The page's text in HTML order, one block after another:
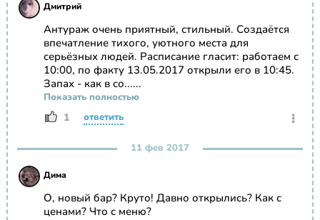
Дмитрий
Антураж очень приятный, стильный. Создаётся
впечатление тихого, уютного места для
серьёзных людей. Расписание гласит: работаем с
10:00, по факту 13.05.2017 открыли его в 10:45.
Запах - как в со......
Показать полностью
1 ответить
11 фев 2017
Дима
О, новый бар? Круто! Давно открылись? Как с
ценами? Что с меню?